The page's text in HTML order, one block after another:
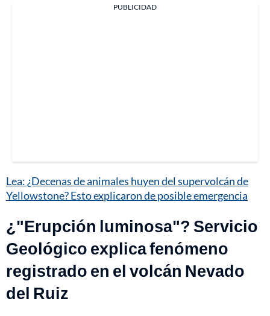
PUBLICIDAD
Lea: ¿Decenas de animales huyen del supervolcán de
Yellowstone? Esto explicaron de posible emergencia
¿"Erupción luminosa"? Servicio
Geológico explica fenómeno
registrado en el volcán Nevado
del Ruiz